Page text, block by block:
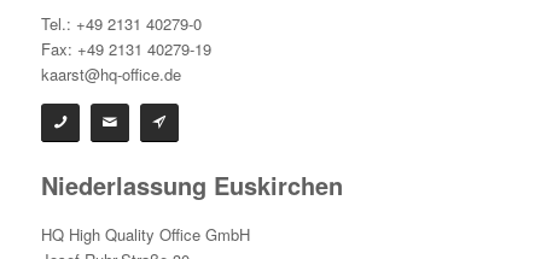
Tel.: +49 2131 40279-0
Fax: +49 2131 40279-19
kaarst@hq-office.de
Niederlassung Euskirchen
HQ High Quality Office GmbH